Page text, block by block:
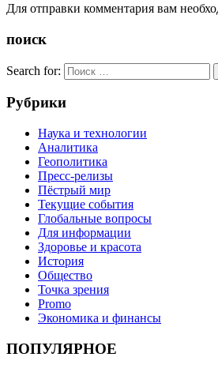
Для отправки комментария вам
поиск
Search for:
Рубрики
Наука и технологии
Аналитика
Геополитика
Пресс-релизы
Пёстрый мир
Текущие события
Глобальные вопросы
Для информации
Здоровье и красота
История
Общество
Точка зрения
Promo
Экономика и финансы
ПОПУЛЯРНОЕ